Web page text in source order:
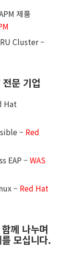
제품
Cluster –
문 기업
Hat
– Red
EAP – WAS
– Red Hat
께 나누며
모십니다.